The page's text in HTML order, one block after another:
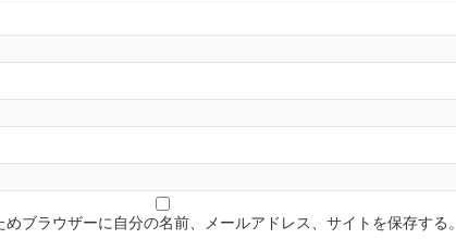
ブラウザーに自分の名前、メールアドレス、サイトを保存する。